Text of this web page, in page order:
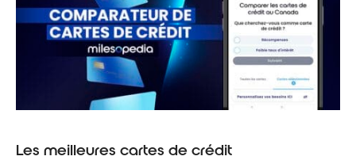
Les meilleures cartes de crédit